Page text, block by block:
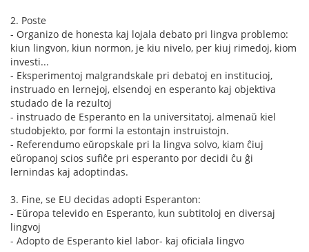
2. Poste
- Organizo de honesta kaj lojala debato pri lingva problemo:
kiun lingvon, kiun normon, je kiu nivelo, per kiuj rimedoj, kiom
investi...
- Eksperimentoj malgrandskale pri debatoj en institucioj,
instruado en lernejoj, elsendoj en esperanto kaj objektiva
studado de la rezultoj
- instruado de Esperanto en la universitatoj, almenaŭ kiel
studobjekto, por formi la estontajn instruistojn.
- Referendumo eŭropskale pri la lingva solvo, kiam ĉiuj
eŭropanoj scios sufiĉe pri esperanto por decidi ĉu ĝi
lernindas kaj adoptindas.
3. Fine, se EU decidas adopti Esperanton:
- Eŭropa televido en Esperanto, kun subtitoloj en diversaj
lingvoj
- Adopto de Esperanto kiel labor- kaj oficiala lingvo